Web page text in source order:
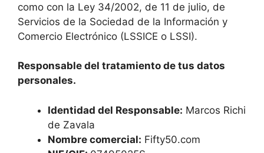
como con la Ley 34/2002, de 11 de julio, de
Servicios de la Sociedad de la Información y
Comercio Electrónico (LSSICE o LSSI).
Responsable del tratamiento de tus datos
personales.
Identidad del Responsable: Marcos Richi
de Zavala
Nombre comercial: Fifty50.com